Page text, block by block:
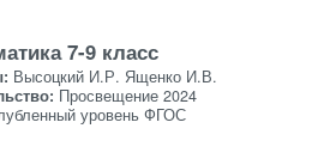
7-9 класс
Высоцкий И.Р. Ященко И.В.
Просвещение 2024
уровень ФГОС